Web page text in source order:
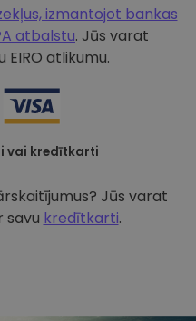
izmantojot bankas
atbalstu. Jūs varat
atlikumu.
vai kredītkarti
Jūs varat
savu kredītkarti.